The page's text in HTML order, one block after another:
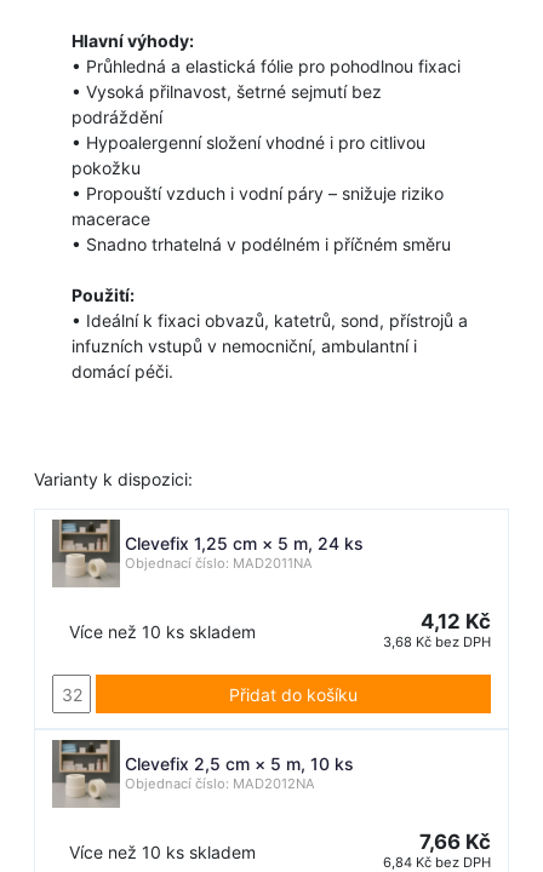
Hlavní výhody:
• Průhledná a elastická fólie pro pohodlnou fixaci
• Vysoká přilnavost, šetrné sejmutí bez
podráždění
• Hypoalergenní složení vhodné i pro citlivou
pokožku
• Propouští vzduch i vodní páry – snižuje riziko
macerace
• Snadno trhatelná v podélném i příčném směru
Použití:
• Ideální k fixaci obvazů, katetrů, sond, přístrojů a
infuzních vstupů v nemocniční, ambulantní i
domácí péči.
Varianty k dispozici:
Clevefix 1,25 cm × 5 m, 24 ks
Objednací číslo: MAD2011NA
Více než 10 ks skladem 4,12 Kč
3,68 Kč bez DPH
Přidat do košíku
Clevefix 2,5 cm × 5 m, 10 ks
Objednací číslo: MAD2012NA
Více než 10 ks skladem 7,66 Kč
6,84 Kč bez DPH